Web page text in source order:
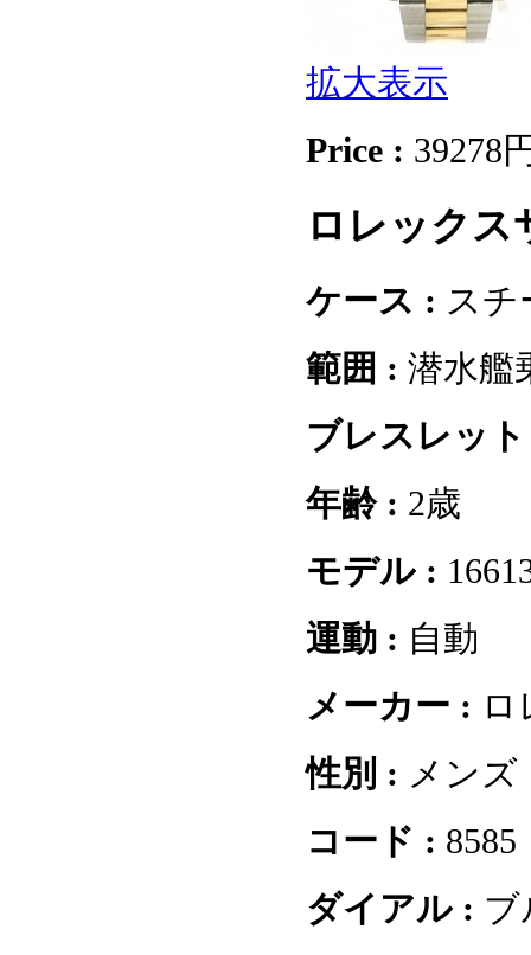
拡大表示
Price : 39278
ロレックス
ケース : スチ
範囲 : 潜水艦
ブレスレッ
年齢 : 2歳
モデル :
運動 : 自動
メーカー : ロ
性別 : メンズ
コード : 8585
ダイアル : ブ